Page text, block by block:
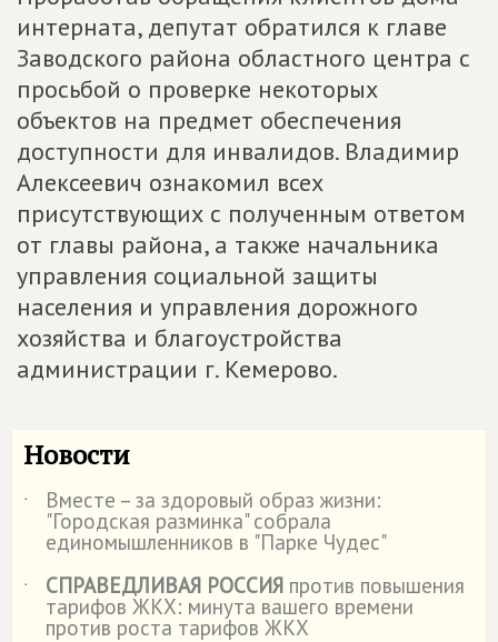
интерната, депутат обратился к главе
Заводского района областного центра с
просьбой о проверке некоторых
объектов на предмет обеспечения
доступности для инвалидов. Владимир
Алексеевич ознакомил всех
присутствующих с полученным ответом
от главы района, а также начальника
управления социальной защиты
населения и управления дорожного
хозяйства и благоустройства
администрации г. Кемерово.
Новости
˙ Вместе – за здоровый образ жизни:
"Городская разминка" собрала
единомышленников в "Парке Чудес"
˙
СПРАВЕДЛИВАЯ РОССИЯ против повышения
тарифов ЖКХ: минута вашего времени
против роста тарифов ЖКХ